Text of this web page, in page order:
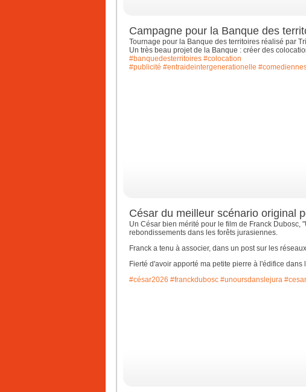
Campagne pour la Banque des
Tournage pour la Banque des territoires réalisé par
Un très beau projet de la Banque : créer des
#banquedesterritoires #colocation
#publicité #entraideintergenerationelle
César du meilleur scénario original
Un César bien mérité pour le film de Franck Dubosc,
rebondissements dans les forêts jurasiennes.
Franck a tenu à associer, dans un post sur les
Fierté d'avoir apporté ma petite pierre à l'édifice
#césar2026 #franckdubosc #unoursdanslejura